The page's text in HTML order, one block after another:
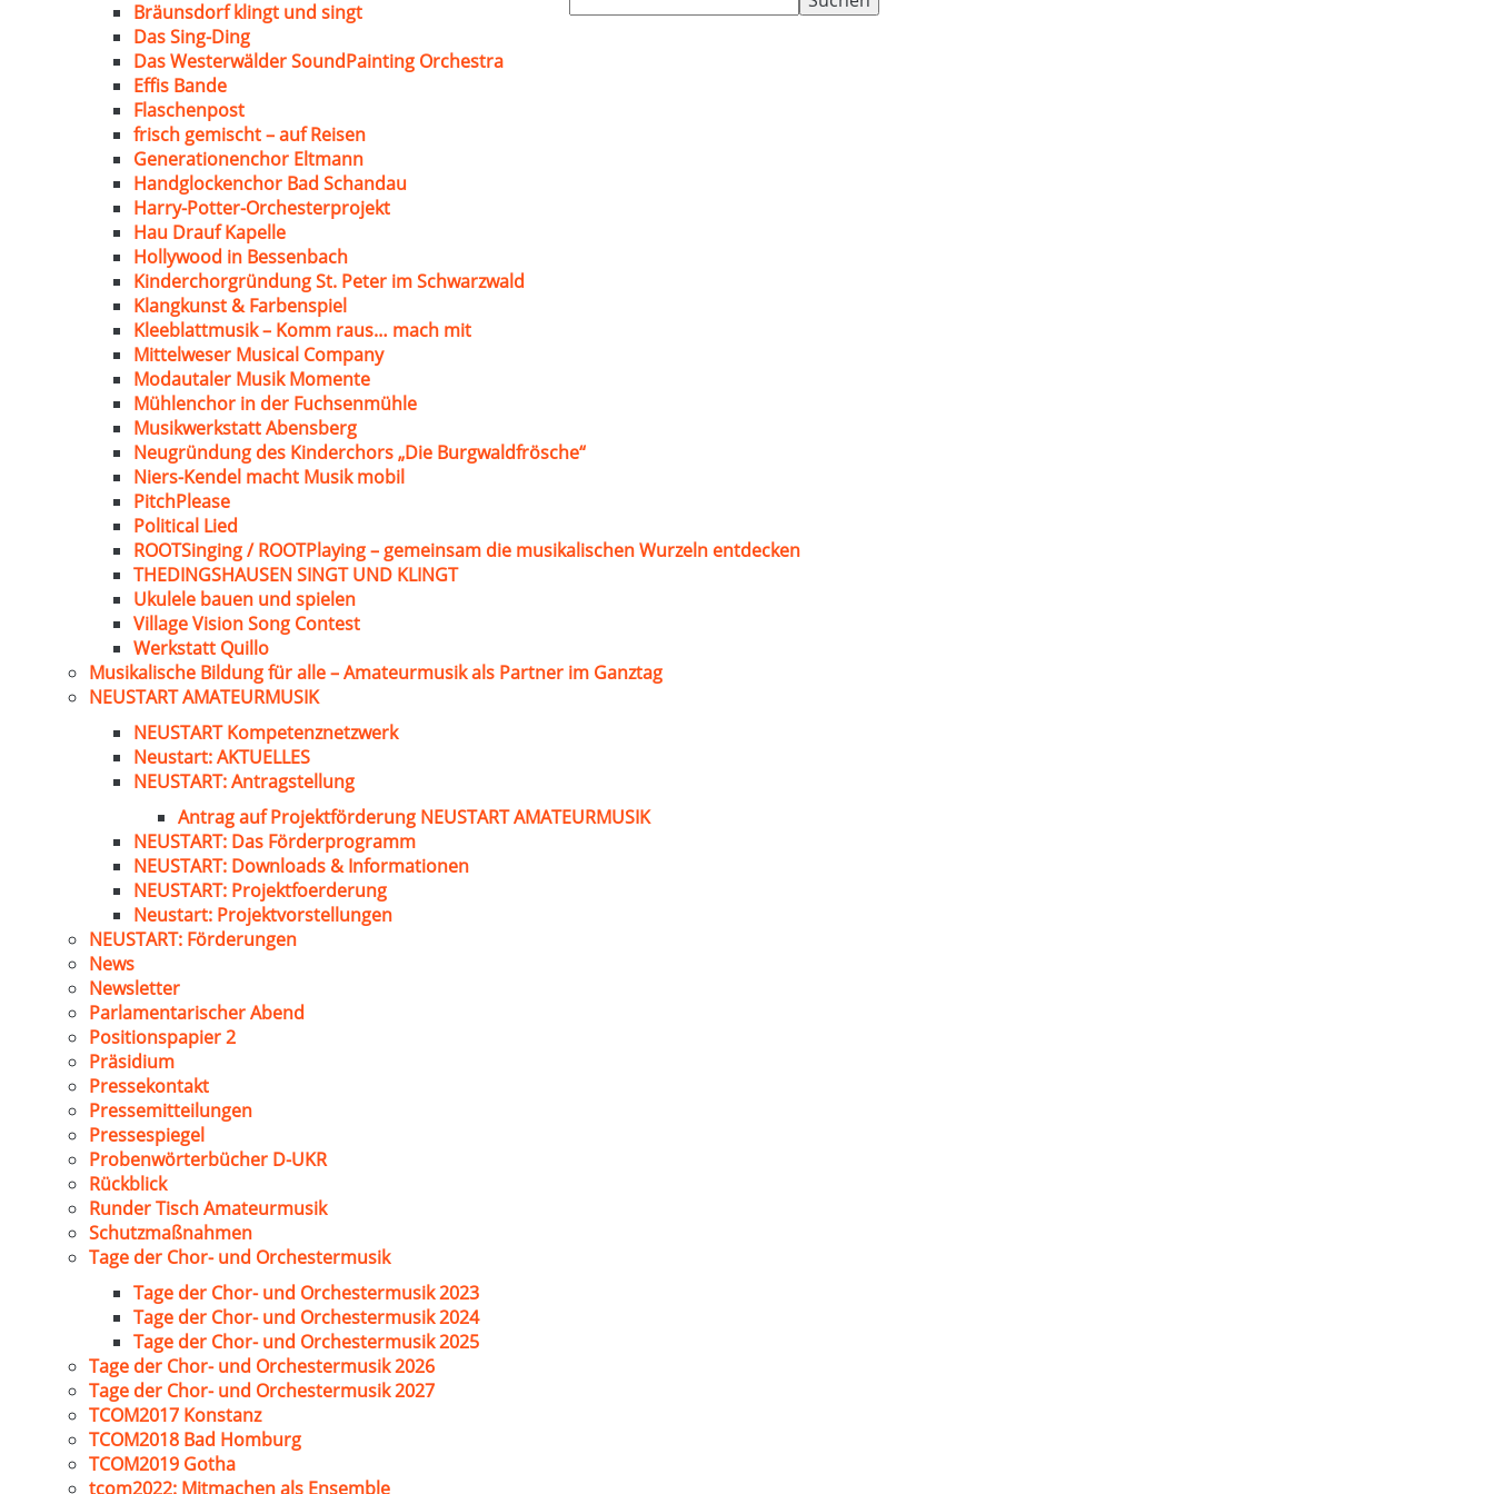
nach:
Bräunsdorf klingt und singt
Das Sing-Ding
Das Westerwälder SoundPainting Orchestra
Effis Bande
Flaschenpost
frisch gemischt – auf Reisen
Generationenchor Eltmann
Handglockenchor Bad Schandau
Harry-Potter-Orchesterprojekt
Hau Drauf Kapelle
Hollywood in Bessenbach
Kinderchorgründung St. Peter im Schwarzwald
Klangkunst & Farbenspiel
Kleeblattmusik – Komm raus… mach mit
Mittelweser Musical Company
Modautaler Musik Momente
Mühlenchor in der Fuchsenmühle
Musikwerkstatt Abensberg
Neugründung des Kinderchors „Die Burgwaldfrösche“
Niers-Kendel macht Musik mobil
PitchPlease
Political Lied
ROOTSinging / ROOTPlaying – gemeinsam die musikalischen Wurzeln entdecken
THEDINGSHAUSEN SINGT UND KLINGT
Ukulele bauen und spielen
Village Vision Song Contest
Werkstatt Quillo
Musikalische Bildung für alle – Amateurmusik als Partner im Ganztag
NEUSTART AMATEURMUSIK
NEUSTART Kompetenznetzwerk
Neustart: AKTUELLES
NEUSTART: Antragstellung
Antrag auf Projektförderung NEUSTART AMATEURMUSIK
NEUSTART: Das Förderprogramm
NEUSTART: Downloads & Informationen
NEUSTART: Projektfoerderung
Neustart: Projektvorstellungen
NEUSTART: Förderungen
News
Newsletter
Parlamentarischer Abend
Positionspapier 2
Präsidium
Pressekontakt
Pressemitteilungen
Pressespiegel
Probenwörterbücher D-UKR
Rückblick
Runder Tisch Amateurmusik
Schutzmaßnahmen
Tage der Chor- und Orchestermusik
Tage der Chor- und Orchestermusik 2023
Tage der Chor- und Orchestermusik 2024
Tage der Chor- und Orchestermusik 2025
Tage der Chor- und Orchestermusik 2026
Tage der Chor- und Orchestermusik 2027
TCOM2017 Konstanz
TCOM2018 Bad Homburg
TCOM2019 Gotha
tcom2022: Mitmachen als Ensemble